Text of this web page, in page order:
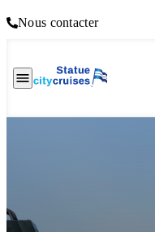
Nous contacter